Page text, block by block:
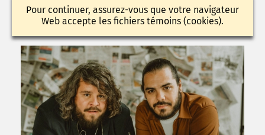
Pour continuer, assurez-vous que votre navigateur
Web accepte les fichiers témoins (cookies).